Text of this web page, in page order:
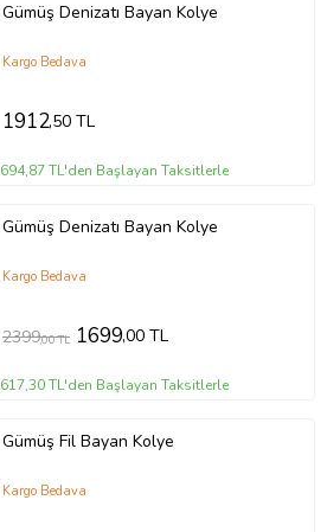
Gümüş Denizatı Bayan Kolye
Kargo Bedava
1912,50 TL
694,87 TL'den Başlayan Taksitlerle
Gümüş Denizatı Bayan Kolye
Kargo Bedava
2399,00 TL 1699,00 TL
617,30 TL'den Başlayan Taksitlerle
Gümüş Fil Bayan Kolye
Kargo Bedava